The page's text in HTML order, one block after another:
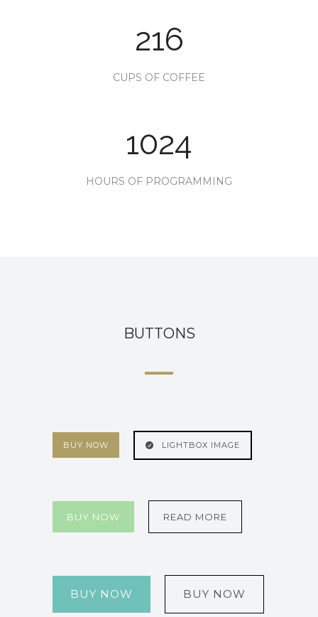
216
CUPS OF COFFEE
1024
HOURS OF PROGRAMMING
BUTTONS
BUY NOW LIGHTBOX IMAGE
BUY NOW READ MORE
BUY NOW BUY NOW